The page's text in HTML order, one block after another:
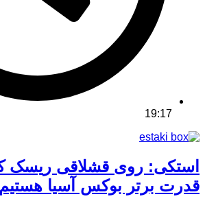
19:17
قدرت برتر بوکس آسیا هستیم